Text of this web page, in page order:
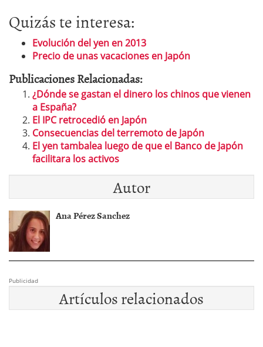
Quizás te interesa:
Evolución del yen en 2013
Precio de unas vacaciones en Japón
Publicaciones Relacionadas:
¿Dónde se gastan el dinero los chinos que vienen
a España?
El IPC retrocedió en Japón
Consecuencias del terremoto de Japón
El yen tambalea luego de que el Banco de Japón
facilitara los activos
Autor
Ana Pérez Sanchez
Publicidad
Artículos relacionados